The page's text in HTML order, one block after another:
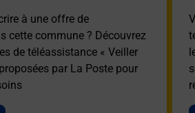
à une offre de
cette commune ? Découvrez
de téléassistance « Veiller
par La Poste pour